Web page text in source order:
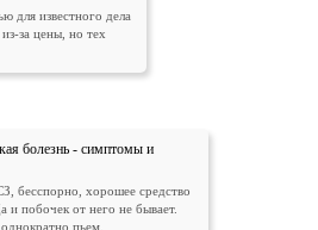
для известного дела
за цены, но тех
болезнь - симптомы и
бесспорно, хорошее средство
и побочек от него не бывает.
пьем.